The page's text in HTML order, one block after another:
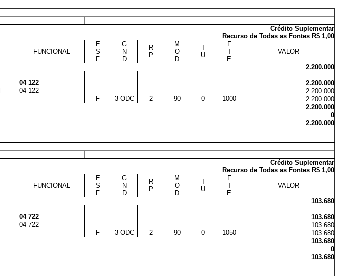
Crédito Suplementar
Recurso de Todas as Fontes R$ 1,00
FUNCIONAL
E
S
F
G
N
D
R
P
M
O
D
U
F
T
E
VALOR
2.200.000
04 122
2.200.000
04 122
2.200.000
F
3-ODC 2 90 0 1000
2.200.000
2.200.000
0
2.200.000
Crédito Suplementar
Recurso de Todas as Fontes R$ 1,00
FUNCIONAL
E
S
F
G
N
D
R
P
M
O
D
U
F
T
E
VALOR
103.680
04 722
103.680
04 722
103.680
F
3-ODC 2 90 0 1050
103.680
103.680
0
103.680